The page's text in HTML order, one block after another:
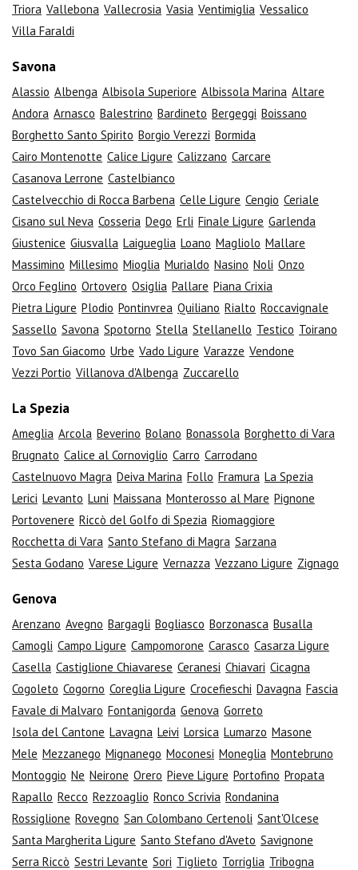
Triora Vallebona Vallecrosia Vasia Ventimiglia Vessalico
Villa Faraldi
Savona
Alassio Albenga Albisola Superiore Albissola Marina Altare
Andora Arnasco Balestrino Bardineto Bergeggi Boissano
Borghetto Santo Spirito Borgio Verezzi Bormida
Cairo Montenotte Calice Ligure Calizzano Carcare
Casanova Lerrone Castelbianco
Castelvecchio di Rocca Barbena Celle Ligure Cengio Ceriale
Cisano sul Neva Cosseria Dego Erli Finale Ligure Garlenda
Giustenice Giusvalla Laigueglia Loano Magliolo Mallare
Massimino Millesimo Mioglia Murialdo Nasino Noli Onzo
Orco Feglino Ortovero Osiglia Pallare Piana Crixia
Pietra Ligure Plodio Pontinvrea Quiliano Rialto Roccavignale
Sassello Savona Spotorno Stella Stellanello Testico Toirano
Tovo San Giacomo Urbe Vado Ligure Varazze Vendone
Vezzi Portio Villanova d'Albenga Zuccarello
La Spezia
Ameglia Arcola Beverino Bolano Bonassola Borghetto di Vara
Brugnato Calice al Cornoviglio Carro Carrodano
Castelnuovo Magra Deiva Marina Follo Framura La Spezia
Lerici Levanto Luni Maissana Monterosso al Mare Pignone
Portovenere Riccò del Golfo di Spezia Riomaggiore
Rocchetta di Vara Santo Stefano di Magra Sarzana
Sesta Godano Varese Ligure Vernazza Vezzano Ligure Zignago
Genova
Arenzano Avegno Bargagli Bogliasco Borzonasca Busalla
Camogli Campo Ligure Campomorone Carasco Casarza Ligure
Casella Castiglione Chiavarese Ceranesi Chiavari Cicagna
Cogoleto Cogorno Coreglia Ligure Crocefieschi Davagna Fascia
Favale di Malvaro Fontanigorda Genova Gorreto
Isola del Cantone Lavagna Leivi Lorsica Lumarzo Masone
Mele Mezzanego Mignanego Moconesi Moneglia Montebruno
Montoggio Ne Neirone Orero Pieve Ligure Portofino Propata
Rapallo Recco Rezzoaglio Ronco Scrivia Rondanina
Rossiglione Rovegno San Colombano Certenoli Sant'Olcese
Santa Margherita Ligure Santo Stefano d'Aveto Savignone
Serra Riccò Sestri Levante Sori Tiglieto Torriglia Tribogna